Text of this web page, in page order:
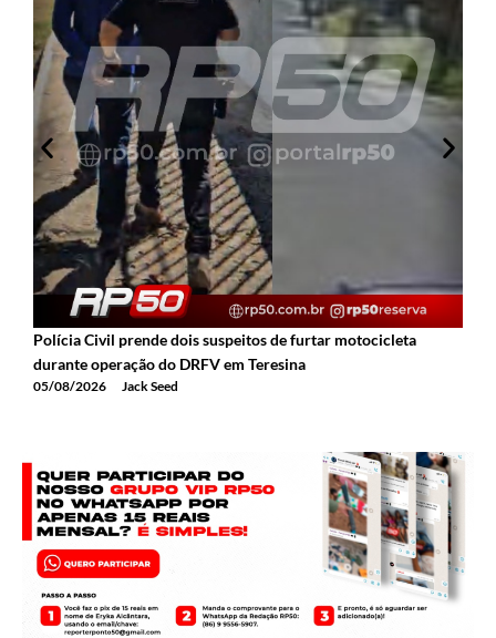
Polícia Civil prende dois suspeitos de furtar motocicleta
durante operação do DRFV em Teresina
05/08/2026 Jack Seed